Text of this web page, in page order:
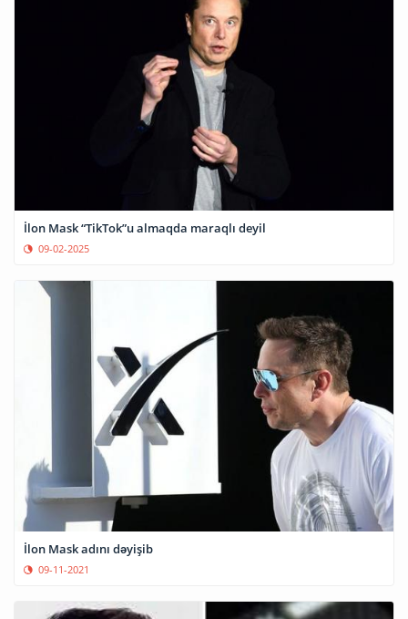
İlon Mask “TikTok”u almaqda maraqlı deyil
09-02-2025
İlon Mask adını dəyişib
09-11-2021